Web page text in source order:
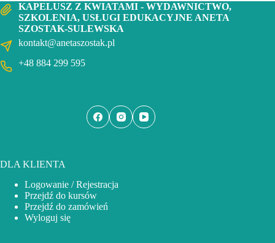
KAPELUSZ Z KWIATAMI - WYDAWNICTWO,
SZKOLENIA, USŁUGI EDUKACYJNE ANETA
SZOSTAK-SULEWSKA
kontakt@anetaszostak.pl
+48 884 299 595
DLA KLIENTA
Logowanie / Rejestracja
Przejdź do kursów
Przejdź do zamówień
Wyloguj się